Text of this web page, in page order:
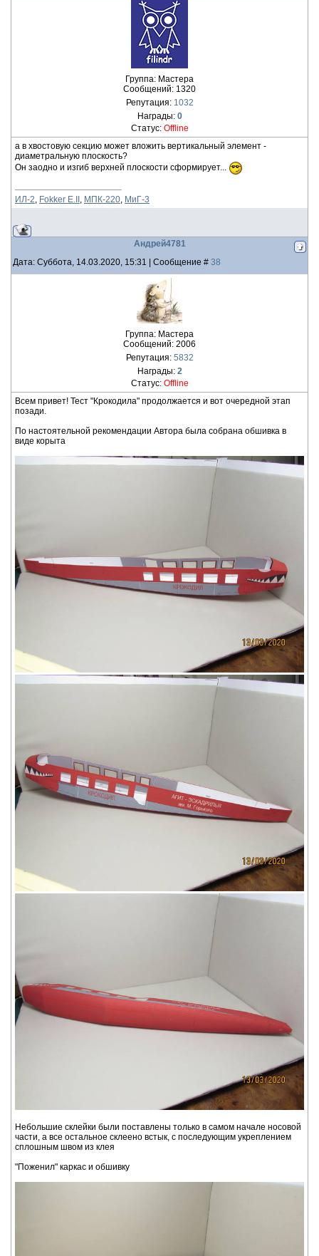
Группа: Мастера
Сообщений: 1320
Репутация: 1032
Награды: 0
Статус: Offline
а в хвостовую секцию может вложить вертикальный элемент -
диаметральную плоскость?
Он заодно и изгиб верхней плоскости сформирует...
ИЛ-2, Fokker E.II , МПК-220, МиГ-3
Андрей4781
Дата: Суббота, 14.03.2020, 15:31 | Сообщение # 38
Группа: Мастера
Сообщений: 2006
Репутация: 5832
Награды: 2
Статус: Offline
Всем привет! Тест "Крокодила" продолжается и вот очередной этап
позади.
По настоятельной рекомендации Автора была собрана обшивка в
виде корыта
Небольшие склейки были поставлены только в самом начале носовой
части, а все остальное склеено встык, с последующим укреплением
сплошным швом из клея
"Поженил" каркас и обшивку